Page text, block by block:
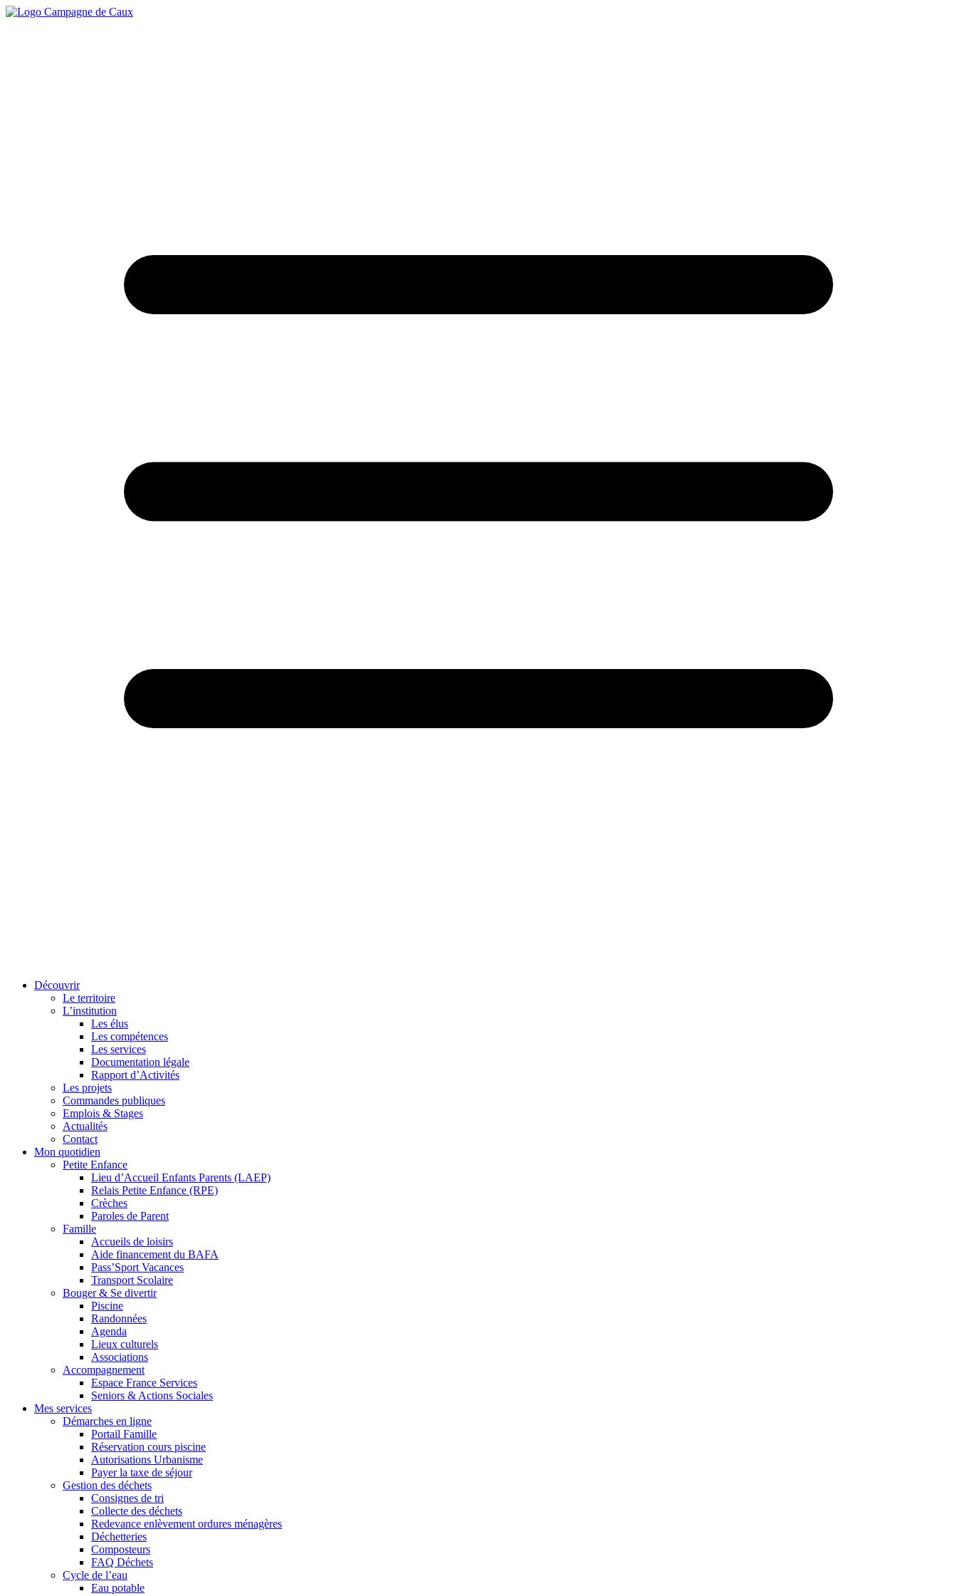
Découvrir
Le territoire
L’institution
Les élus
Les compétences
Les services
Documentation légale
Rapport d’Activités
Les projets
Commandes publiques
Emplois & Stages
Actualités
Contact
Mon quotidien
Petite Enfance
Lieu d’Accueil Enfants Parents (LAEP)
Relais Petite Enfance (RPE)
Crèches
Paroles de Parent
Famille
Accueils de loisirs
Aide financement du BAFA
Pass’Sport Vacances
Transport Scolaire
Bouger & Se divertir
Piscine
Randonnées
Agenda
Lieux culturels
Associations
Accompagnement
Espace France Services
Seniors & Actions Sociales
Mes services
Démarches en ligne
Portail Famille
Réservation cours piscine
Autorisations Urbanisme
Payer la taxe de séjour
Gestion des déchets
Consignes de tri
Collecte des déchets
Redevance enlèvement ordures ménagères
Déchetteries
Composteurs
FAQ Déchets
Cycle de l’eau
Eau potable